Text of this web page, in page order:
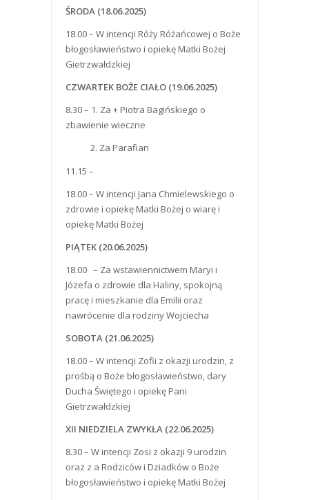
ŚRODA (18.06.2025)
18.00 – W intencji Róży Różańcowej o Boże
błogosławieństwo i opiekę Matki Bożej
Gietrzwałdzkiej
CZWARTEK BOŻE CIAŁO (19.06.2025)
8.30 – 1. Za + Piotra Bagińskiego o
zbawienie wieczne
2. Za Parafian
11.15 –
18.00 – W intencji Jana Chmielewskiego o
zdrowie i opiekę Matki Bożej o wiarę i
opiekę Matki Bożej
PIĄTEK (20.06.2025)
18.00 – Za wstawiennictwem Maryi i
Józefa o zdrowie dla Haliny, spokojną
pracę i mieszkanie dla Emilii oraz
nawrócenie dla rodziny Wojciecha
SOBOTA (21.06.2025)
18.00 – W intencji Zofii z okazji urodzin, z
prośbą o Boże błogosławieństwo, dary
Ducha Świętego i opiekę Pani
Gietrzwałdzkiej
XII NIEDZIELA ZWYKŁA (22.06.2025)
8.30 – W intencji Zosi z okazji 9 urodzin
oraz z a Rodziców i Dziadków o Boże
błogosławieństwo i opiekę Matki Bożej